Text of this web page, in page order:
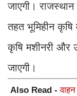
जाएगी।
तहत भूमिहीन
कृषि मशीनरी और
जाएगी।
Also Read -